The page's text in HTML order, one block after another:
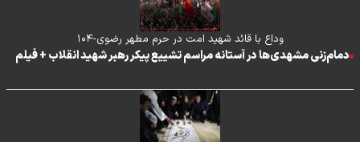
وداع با قائد شهید امت در حرم مطهر رضوی-۱۰۴
دمام‌زنی مشهدی‌ها در آستانه مراسم تشییع پیکر رهبر شهید انقلاب + فیلم